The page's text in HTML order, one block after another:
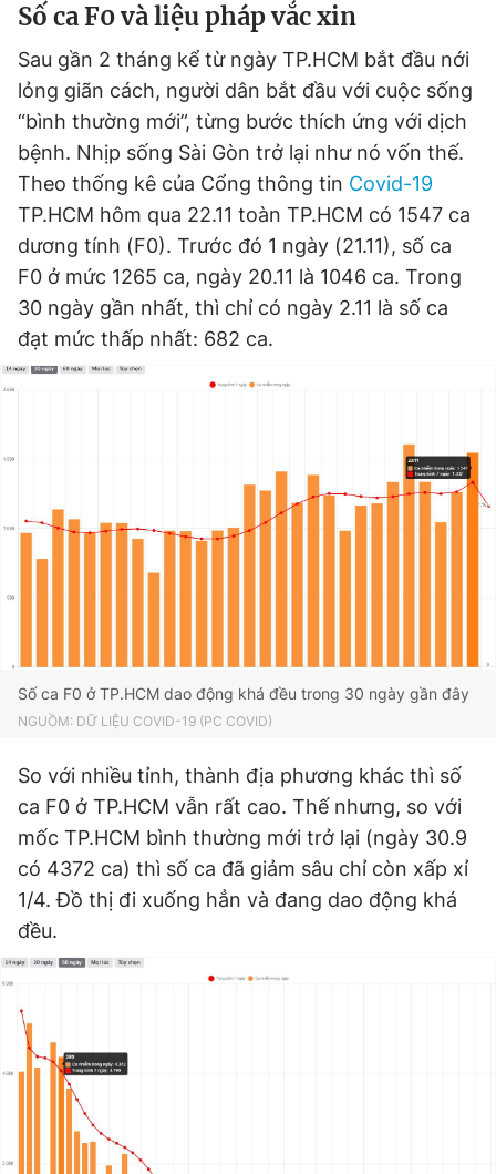
Theo dõi báo trên
Hotline
0906 645 777
Liên hệ quảng cáo
0908 780 404
Đặt báo Quảng cáo RSS Tòa soạn Chính sách bảo
Phó tổng biên tập thường trực: Hải Thành
Giấy phép xuất bản số 110/GP - BTTTT cấp ngày 24.3.2020
© 2003-2026 Bản quyền thuộc về Báo Thanh Niên. Cấm sao
chép dưới mọi hình thức nếu không có sự chấp thuận bằng văn
bản. Phát triển bởi ePi Technologies, JSC.
Số ca F0 và liệu pháp vắc xin
Sau gần 2 tháng kể từ ngày TP.HCM bắt đầu nới
lỏng giãn cách, người dân bắt đầu với cuộc sống
“bình thường mới”, từng bước thích ứng với dịch
bệnh. Nhịp sống Sài Gòn trở lại như nó vốn thế.
Theo thống kê của Cổng thông tin Covid-19
TP.HCM hôm qua 22.11 toàn TP.HCM có 1547 ca
dương tính (F0). Trước đó 1 ngày (21.11), số ca
F0 ở mức 1265 ca, ngày 20.11 là 1046 ca. Trong
30 ngày gần nhất, thì chỉ có ngày 2.11 là số ca
đạt mức thấp nhất: 682 ca.
Số ca F0 ở TP.HCM dao động khá đều trong 30 ngày gần đây
NGUỒM: DỮ LIỆU COVID-19 (PC COVID)
So với nhiều tỉnh, thành địa phương khác thì số
ca F0 ở TP.HCM vẫn rất cao. Thế nhưng, so với
mốc TP.HCM bình thường mới trở lại (ngày 30.9
có 4372 ca) thì số ca đã giảm sâu chỉ còn xấp xỉ
1/4. Đồ thị đi xuống hẳn và đang dao động khá
đều.